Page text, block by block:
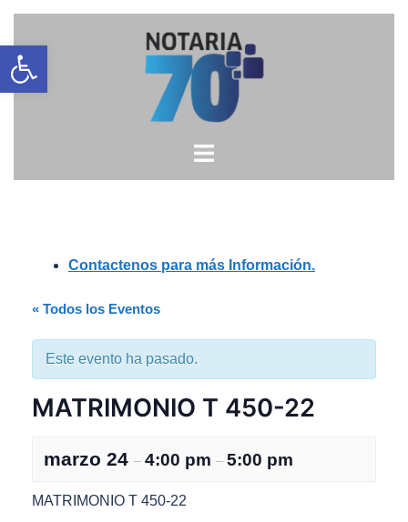
Open toolbar
al
contenido
Contactenos para más Información.
« Todos los Eventos
Este evento ha pasado.
MATRIMONIO T 450-22
marzo 24 – 4:00 pm – 5:00 pm
MATRIMONIO T 450-22